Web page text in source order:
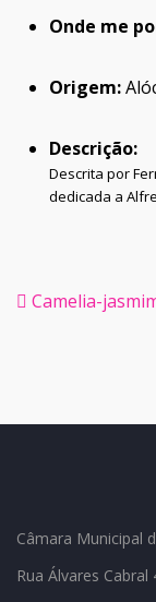
Onde me
Origem:
Descrição:
Descrita por
dedicada a
Camelia-
Câmara Municipal
Rua Álvares